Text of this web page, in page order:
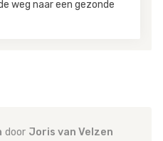
weg naar een gezonde
door Joris van Velzen